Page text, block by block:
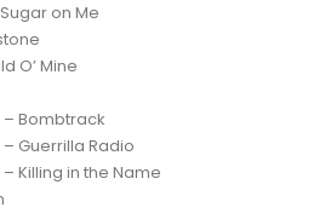
on Me
O’ Mine
Bombtrack
Guerrilla Radio
Killing in the Name